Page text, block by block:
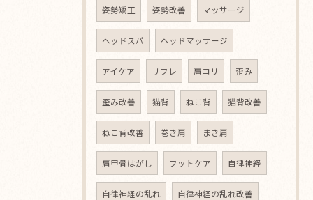
姿勢矯正 姿勢改善 マッサージ
ヘッドスパ ヘッドマッサージ
アイケア リフレ 肩コリ 歪み
歪み改善 猫背 ねこ背 猫背改善
ねこ背改善 巻き肩 まき肩
肩甲骨はがし フットケア 自律神経
自律神経の乱れ 自律神経の乱れ改善